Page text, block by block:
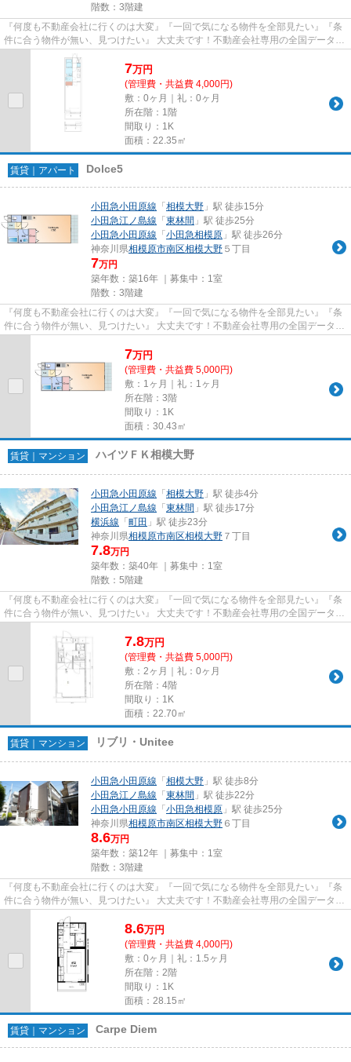
階数：3階建
『何度も不動産会社に行くのは大変』『一回で気になる物件を全部見たい』『条
件に合う物件が無い、見つけたい』 大丈夫です！不動産会社専用の全国データベ
7万円
(管理費・共益費 4,000円)
敷：0ヶ月｜礼：0ヶ月
所在階：1階
間取り：1K
面積：22.35㎡
賃貸｜アパート Dolce5
小田急小田原線 「 相模大野 」駅 徒歩15分
小田急江ノ島線 「 東林間 」駅 徒歩25分
小田急小田原線 「 小田急相模原 」駅 徒歩26分
神奈川県相模原市南区相模大野 ５丁目
7万円
築年数：築16年 ｜募集中： 1室
階数：3階建
『何度も不動産会社に行くのは大変』『一回で気になる物件を全部見たい』『条
件に合う物件が無い、見つけたい』 大丈夫です！不動産会社専用の全国データベ
7万円
(管理費・共益費 5,000円)
敷：1ヶ月｜礼：1ヶ月
所在階：3階
間取り：1K
面積：30.43㎡
賃貸｜マンション ハイツＦＫ相模大野
小田急小田原線 「 相模大野 」駅 徒歩4分
小田急江ノ島線 「 東林間 」駅 徒歩17分
横浜線 「 町田 」駅 徒歩23分
神奈川県相模原市南区相模大野 ７丁目
7.8万円
築年数：築40年 ｜募集中： 1室
階数：5階建
『何度も不動産会社に行くのは大変』『一回で気になる物件を全部見たい』『条
件に合う物件が無い、見つけたい』 大丈夫です！不動産会社専用の全国データベ
7.8万円
(管理費・共益費 5,000円)
敷：2ヶ月｜礼：0ヶ月
所在階：4階
間取り：1K
面積：22.70㎡
賃貸｜マンション リブリ・Unitee
小田急小田原線 「 相模大野 」駅 徒歩8分
小田急江ノ島線 「 東林間 」駅 徒歩22分
小田急小田原線 「 小田急相模原 」駅 徒歩25分
神奈川県相模原市南区相模大野 ６丁目
8.6万円
築年数：築12年 ｜募集中： 1室
階数：3階建
『何度も不動産会社に行くのは大変』『一回で気になる物件を全部見たい』『条
件に合う物件が無い、見つけたい』 大丈夫です！不動産会社専用の全国データベ
ースを利用して、エリアを問...
8.6万円
(管理費・共益費 4,000円)
敷：0ヶ月｜礼：1.5ヶ月
所在階：2階
間取り：1K
面積：28.15㎡
賃貸｜マンション Carpe Diem